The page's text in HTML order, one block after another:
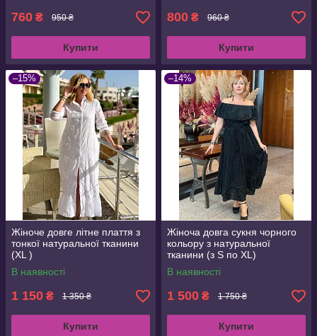
760 ₴ 950 ₴
Купити
800 ₴ 960 ₴
Купити
–15%
Жіноче довге літне плаття з
тонкої натуральної тканини
(XL )
В наявності
1 150 ₴ 1 350 ₴
Купити
–14%
Жіноча довга сукня чорного
кольору з натуральної
тканини (з S по XL)
В наявності
1 500 ₴ 1 750 ₴
Купити